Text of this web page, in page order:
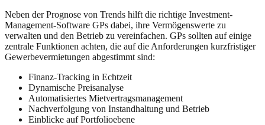
Neben der Prognose von Trends hilft die richtige Investment-
Management-Software GPs dabei, ihre Vermögenswerte zu
verwalten und den Betrieb zu vereinfachen. GPs sollten auf einige
zentrale Funktionen achten, die auf die Anforderungen kurzfristiger
Gewerbevermietungen abgestimmt sind:
Finanz-Tracking in Echtzeit
Dynamische Preisanalyse
Automatisiertes Mietvertragsmanagement
Nachverfolgung von Instandhaltung und Betrieb
Einblicke auf Portfolioebene